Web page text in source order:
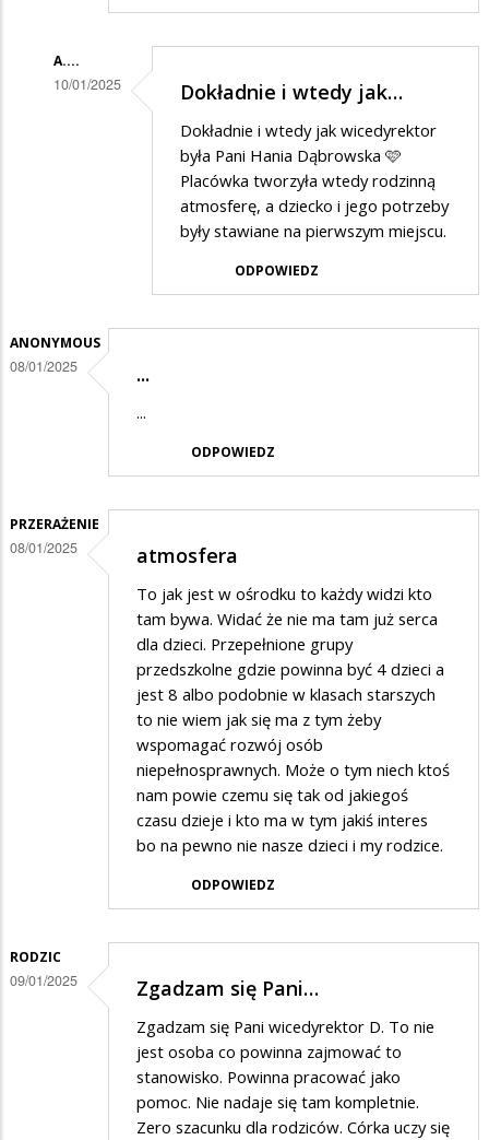
A....
10/01/2025
było
lepiej
Dokładnie i wtedy jak…
Dokładnie i wtedy jak wicedyrektor
była Pani Hania Dąbrowska 🩷
Placówka tworzyła wtedy rodzinną
atmosferę, a dziecko i jego potrzeby
były stawiane na pierwszym miejscu.
ODPOWIEDZ
ANONYMOUS
08/01/2025 ...
...
ODPOWIEDZ
PRZERAŻENIE
08/01/2025 atmosfera
To jak jest w ośrodku to każdy widzi kto
tam bywa. Widać że nie ma tam już serca
dla dzieci. Przepełnione grupy
przedszkolne gdzie powinna być 4 dzieci a
jest 8 albo podobnie w klasach starszych
to nie wiem jak się ma z tym żeby
wspomagać rozwój osób
niepełnosprawnych. Może o tym niech ktoś
nam powie czemu się tak od jakiegoś
czasu dzieje i kto ma w tym jakiś interes
bo na pewno nie nasze dzieci i my rodzice.
ODPOWIEDZ
RODZIC
09/01/2025 Zgadzam się Pani…
Zgadzam się Pani wicedyrektor D. To nie
jest osoba co powinna zajmować to
stanowisko. Powinna pracować jako
pomoc. Nie nadaje się tam kompletnie.
Zero szacunku dla rodziców. Córka uczy się